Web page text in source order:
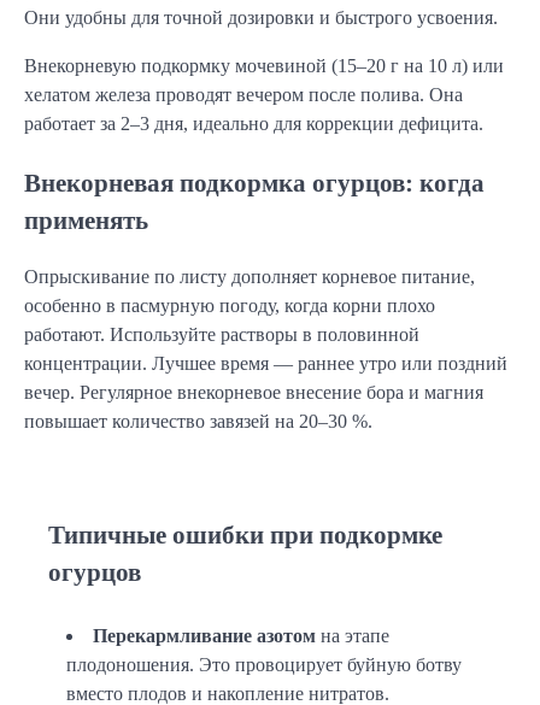
Они удобны для точной дозировки и быстрого усвоения.
Внекорневую подкормку мочевиной (15–20 г на 10 л) или
хелатом железа проводят вечером после полива. Она
работает за 2–3 дня, идеально для коррекции дефицита.
Внекорневая подкормка огурцов: когда
применять
Опрыскивание по листу дополняет корневое питание,
особенно в пасмурную погоду, когда корни плохо
работают. Используйте растворы в половинной
концентрации. Лучшее время — раннее утро или поздний
вечер. Регулярное внекорневое внесение бора и магния
повышает количество завязей на 20–30 %.
Типичные ошибки при подкормке
огурцов
Перекармливание азотом на этапе
плодоношения. Это провоцирует буйную ботву
вместо плодов и накопление нитратов.